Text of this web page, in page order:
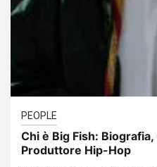
PEOPLE
Chi è Big Fish:
Produttore Hip-Hop